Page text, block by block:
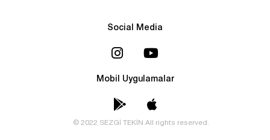
Social Media
Mobil Uygulamalar
© 2022 SEZGİ TEKİN All rights reserved.